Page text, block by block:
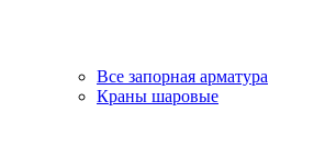
Все запорная арматура
Краны шаровые